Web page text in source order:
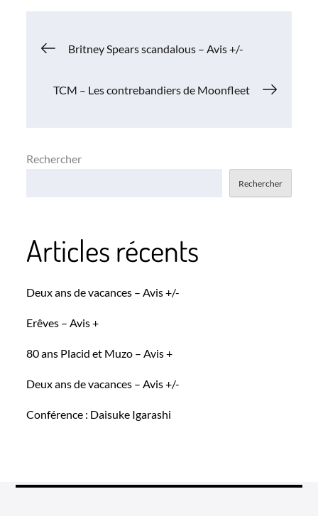
Navigation
de
Britney Spears scandalous – Avis +/-
TCM – Les contrebandiers de Moonfleet
Rechercher
Rechercher
Articles récents
Deux ans de vacances – Avis +/-
Erêves – Avis +
80 ans Placid et Muzo – Avis +
Deux ans de vacances – Avis +/-
Conférence : Daisuke Igarashi